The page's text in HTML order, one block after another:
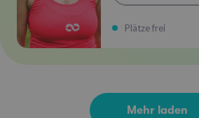
Plätze frei
Mehr laden